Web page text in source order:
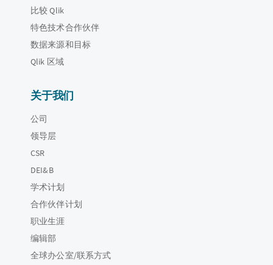
比较 Qlik
特色技术合作伙伴
数据来源和目标
Qlik 区域
关于我们
公司
领导层
CSR
DEI&B
学术计划
合作伙伴计划
职业生涯
编辑部
全球办公室/联系方式